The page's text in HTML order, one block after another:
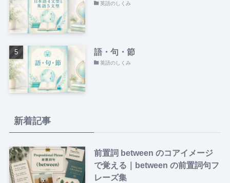
英語のしくみ
語・句・節
英語のしくみ
新着記事
前置詞 between のコアイメージ
で覚える｜between の前置詞句フ
レーズ集